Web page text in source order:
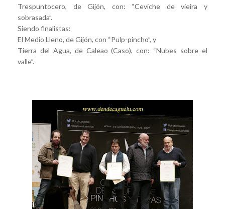
Trespuntocero, de Gijón, con: “Ceviche de vieira y
sobrasada”.
Siendo finalistas:
El Medio Lleno, de Gijón, con “Pulp-pincho”, y
Tierra del Agua, de Caleao (Caso), con: “Nubes sobre el
valle”.